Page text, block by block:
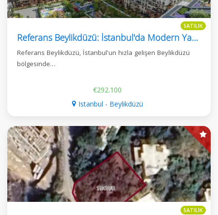
SATILIK
Referans Beylikdüzü: İstanbul'da Modern Yaşam
Referans Beylikdüzü, İstanbul'un hızla gelişen Beylikdüzü
bölgesinde…
€292.100
Istanbul - Beylikdüzü
SATILIK